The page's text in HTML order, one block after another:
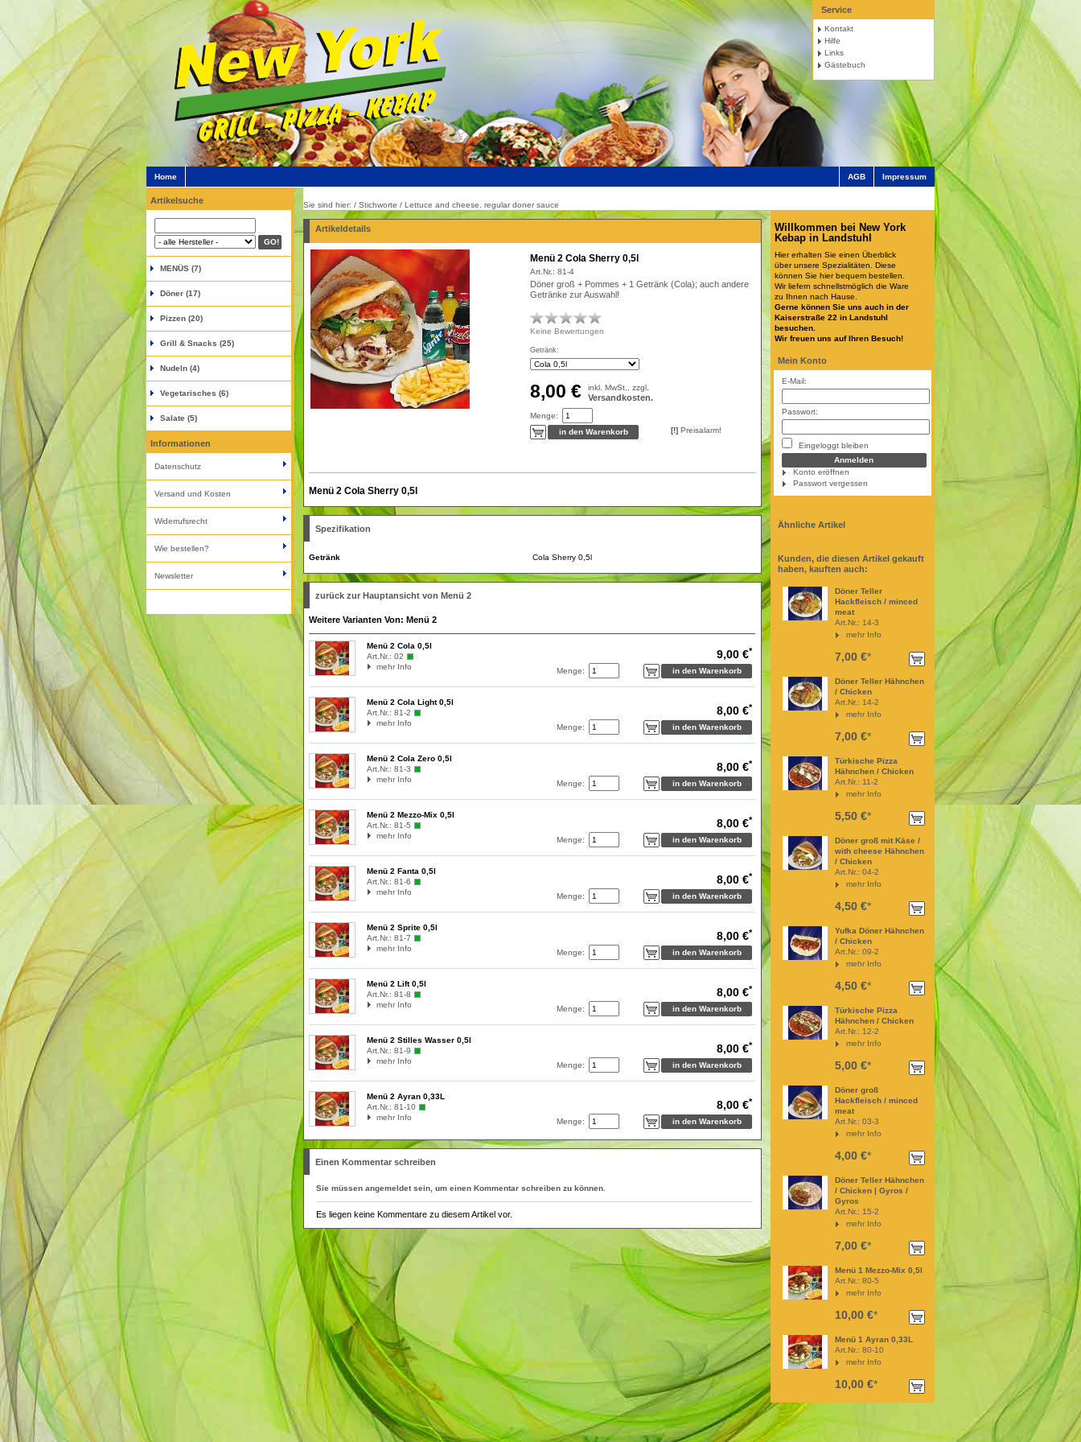
Service
Kontakt
Hilfe
Links
Gästebuch
Home AGB Impressum
Artikelsuche
MENÜS (7)
Döner (17)
Pizzen (20)
Grill & Snacks (25)
Nudeln (4)
Vegetarisches (6)
Salate (5)
Informationen
Datenschutz
Versand und Kosten
Widerrufsrecht
Wie bestellen?
Newsletter
Sie sind hier: / Stichworte / Lettuce and cheese. regular doner sauce
Willkommen bei New York
Kebap in Landstuhl
Hier erhalten Sie einen Überblick
über unsere Spezialitäten. Diese
können Sie hier bequem bestellen.
Wir liefern schnellstmöglich die Ware
zu Ihnen nach Hause.
Gerne können Sie uns auch in der
Kaiserstraße 22 in Landstuhl
besuchen.
Wir freuen uns auf Ihren Besuch!
Mein Konto
E-Mail:
Passwort:
Eingeloggt bleiben
Konto eröffnen
Passwort vergessen
Ähnliche Artikel
Kunden, die diesen Artikel gekauft
haben, kauften auch:
Döner Teller
Hackfleisch / minced
meat
Art.Nr.: 14-3
mehr Info
7,00 €*
Döner Teller Hähnchen
/ Chicken
Art.Nr.: 14-2
mehr Info
7,00 €*
Türkische Pizza
Hähnchen / Chicken
Art.Nr.: 11-2
mehr Info
5,50 €*
Döner groß mit Käse /
with cheese Hähnchen
/ Chicken
Art.Nr.: 04-2
mehr Info
4,50 €*
Yufka Döner Hähnchen
/ Chicken
Art.Nr.: 09-2
mehr Info
4,50 €*
Türkische Pizza
Hähnchen / Chicken
Art.Nr.: 12-2
mehr Info
5,00 €*
Döner groß
Hackfleisch / minced
meat
Art.Nr.: 03-3
mehr Info
4,00 €*
Döner Teller Hähnchen
/ Chicken | Gyros /
Gyros
Art.Nr.: 15-2
mehr Info
7,00 €*
Menü 1 Mezzo-Mix 0,5l
Art.Nr.: 80-5
mehr Info
10,00 €*
Menü 1 Ayran 0,33L
Art.Nr.: 80-10
mehr Info
10,00 €*
Artikeldetails
Menü 2 Cola Sherry 0,5l
Art.Nr.: 81-4
Döner groß + Pommes + 1 Getränk (Cola); auch andere
Getränke zur Auswahl!
Keine Bewertungen
Getränk:
8,00 € inkl. MwSt., zzgl.
Versandkosten.
Menge:
[!] Preisalarm!
Menü 2 Cola Sherry 0,5l
Spezifikation
Getränk Cola Sherry 0,5l
zurück zur Hauptansicht von Menü 2
Weitere Varianten Von: Menü 2
Menü 2 Cola 0,5l
Art.Nr.: 02
mehr Info
9,00 €*
Menge:
Menü 2 Cola Light 0,5l
Art.Nr.: 81-2
mehr Info
8,00 €*
Menge:
Menü 2 Cola Zero 0,5l
Art.Nr.: 81-3
mehr Info
8,00 €*
Menge:
Menü 2 Mezzo-Mix 0,5l
Art.Nr.: 81-5
mehr Info
8,00 €*
Menge:
Menü 2 Fanta 0,5l
Art.Nr.: 81-6
mehr Info
8,00 €*
Menge:
Menü 2 Sprite 0,5l
Art.Nr.: 81-7
mehr Info
8,00 €*
Menge:
Menü 2 Lift 0,5l
Art.Nr.: 81-8
mehr Info
8,00 €*
Menge:
Menü 2 Stilles Wasser 0,5l
Art.Nr.: 81-9
mehr Info
8,00 €*
Menge:
Menü 2 Ayran 0,33L
Art.Nr.: 81-10
mehr Info
8,00 €*
Menge:
Einen Kommentar schreiben
Sie müssen angemeldetsein, um einen Kommentar schreiben zu können.
Es liegen keine Kommentare zu diesem Artikel vor.